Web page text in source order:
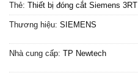
Thẻ: Thiết bị đóng cắt Siemens 3RT
Thương hiệu: SIEMENS
Nhà cung cấp: TP Newtech